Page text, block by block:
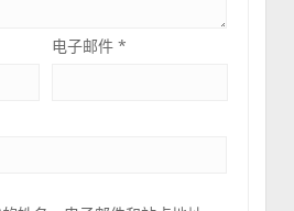
电子邮件*